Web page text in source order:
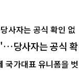
당사자는 공식 확